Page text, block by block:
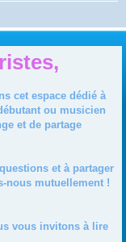
cet espace dédié à
ou musicien
et de partage
et à partager
nous mutuellement !
vous invitons à lire